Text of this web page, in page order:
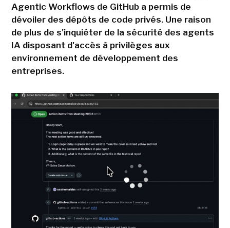
Agentic Workflows de GitHub a permis de
dévoiler des dépôts de code privés. Une raison
de plus de s'inquiéter de la sécurité des agents
IA disposant d'accès à privilèges aux
environnement de développement des
entreprises.